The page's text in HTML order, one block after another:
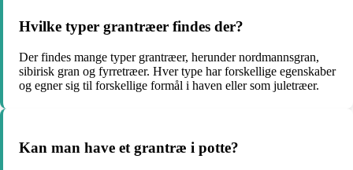
Hvilke typer grantræer findes der?
Der findes mange typer grantræer, herunder nordmannsgran,
sibirisk gran og fyrretræer. Hver type har forskellige egenskaber
og egner sig til forskellige formål i haven eller som juletræer.
Kan man have et grantræ i potte?